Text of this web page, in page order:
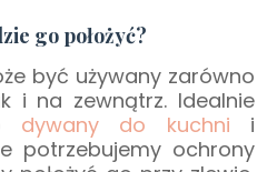
go położyć?
być używany zarówno
i na zewnątrz. Idealnie
dywany do kuchni i
potrzebujemy ochrony